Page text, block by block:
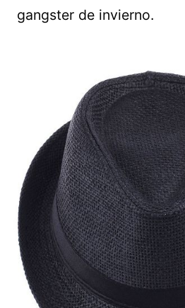
gangster de invierno.